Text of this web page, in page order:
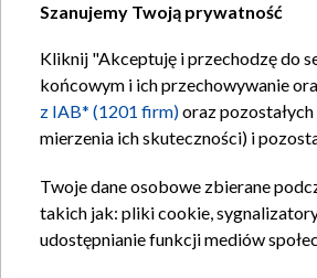
Szanujemy Twoją prywatność
Kliknij "Akceptuję i przechodzę do
końcowym i ich przechowywanie
z IAB* (1201 firm)oraz pozostałych
mierzenia ich skuteczności) i
Twoje dane osobowe zbierane
takich jak: pliki cookie,
udostępnianie funkcji mediów